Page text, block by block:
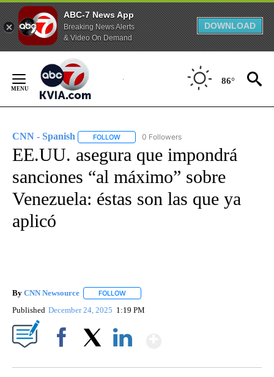
ABC-7 News App
Breaking News Alerts
& Video On Demand
DOWNLOAD
Content
86°
CNN - Spanish FOLLOW FOLLOW "CNN - SPANISH" TO RECEIVE
0 Followers
EE.UU. asegura que impondrá
sanciones “al máximo” sobre
Venezuela: éstas son las que ya
aplicó
By CNN Newsource FOLLOW
Published December 24, 2025 1:19 PM